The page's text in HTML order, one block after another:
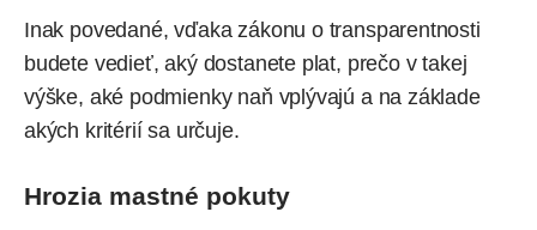
Inak povedané, vďaka zákonu o transparentnosti
budete vedieť, aký dostanete plat, prečo v takej
výške, aké podmienky naň vplývajú a na základe
akých kritérií sa určuje.
Hrozia mastné pokuty